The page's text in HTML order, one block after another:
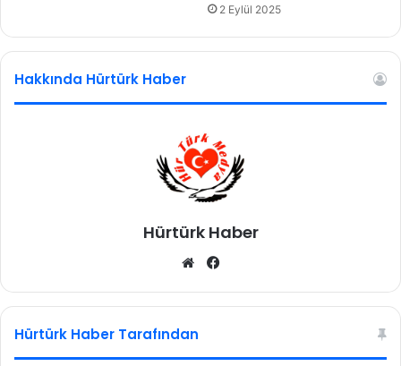
!
2 Eylül 2025
Hakkında Hürtürk Haber
Hürtürk Haber
We
sit bo
Hürtürk Haber Tarafından